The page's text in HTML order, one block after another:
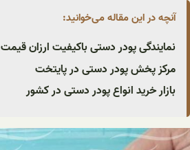
آنچه در این مقاله می‌خوانید:
نمایندگی پودر دستی باکیفیت ارزان قیمت
مرکز پخش پودر دستی در پایتخت
بازار خرید انواع پودر دستی در کشور